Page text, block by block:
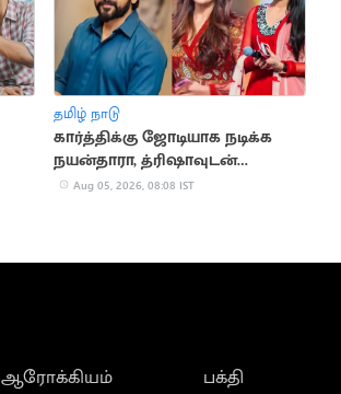
தமிழ் நாடு
கார்த்திக்கு ஜோடியாக நடிக்க
நயன்தாரா, த்ரிஷாவுடன்
பேச்சுவார்த்தை
Aug 05, 2026, 08:08 IST
ஆரோக்கியம்
பக்தி